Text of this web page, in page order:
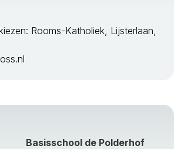
Rooms-Katholiek, Lijsterlaan,
Basisschool de Polderhof